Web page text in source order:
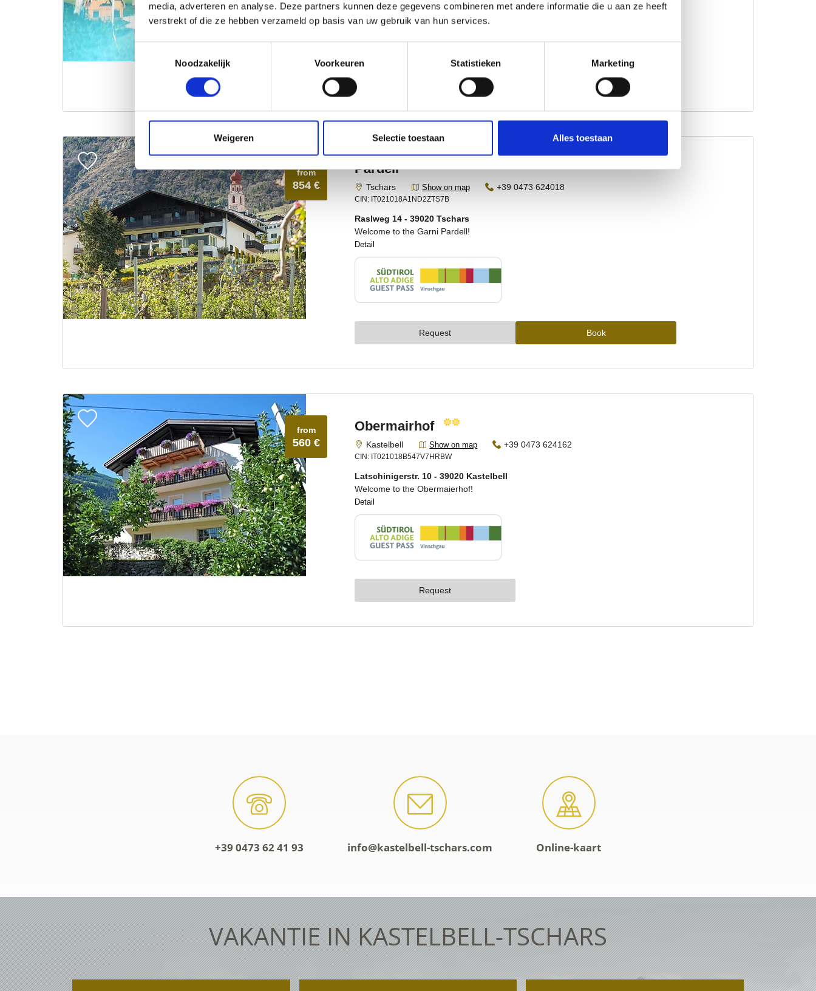
media, adverteren en analyse. Deze partners kunnen deze gegevens combineren met andere informatie die u aan ze heeft
verstrekt of die ze hebben verzameld op basis van uw gebruik van hun services.
Noodzakelijk
Voorkeuren Statistieken Marketing
Weigeren Selectie toestaan Alles toestaan
+39 0473 62 41 93 info@kastelbell-tschars.com Online-kaart
VAKANTIE IN KASTELBELL-TSCHARS